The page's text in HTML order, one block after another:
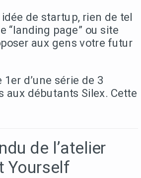
de startup, rien de tel
“landing page” ou site
aux gens votre futur
d’une série de 3
aux débutants Silex. Cette
de l’atelier
Yourself